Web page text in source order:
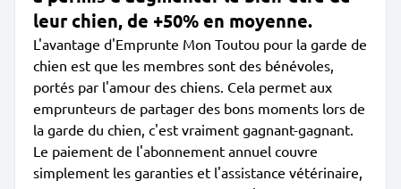
leur chien, de +50% en moyenne.
L'avantage d'Emprunte Mon Toutou pour la garde de
chien est que les membres sont des bénévoles,
portés par l'amour des chiens. Cela permet aux
emprunteurs de partager des bons moments lors de
la garde du chien, c'est vraiment gagnant-gagnant.
Le paiement de l'abonnement annuel couvre
simplement les garanties et l'assistance vétérinaire,